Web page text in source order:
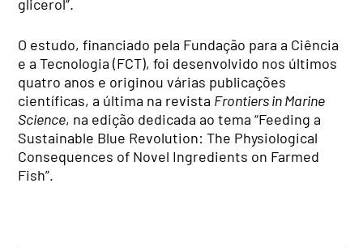
glicerol”.
O estudo, financiado pela Fundação para a Ciência
e a Tecnologia (FCT), foi desenvolvido nos últimos
quatro anos e originou várias publicações
científicas, a última na revista Frontiers in Marine
Science, na edição dedicada ao tema “Feeding a
Sustainable Blue Revolution: The Physiological
Consequences of Novel Ingredients on Farmed
Fish”.